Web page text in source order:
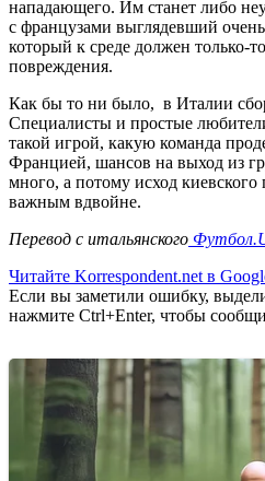
нападающего. Им станет либо
с французами выглядевший
который к среде должен только-
повреждения.
Как бы то ни было, в Италии
Специалисты и простые
такой игрой, какую команда
Францией, шансов на выход из
много, а потому исход киевского
важным вдвойне.
Перевод с итальянского
Читайте Korrespondent.net в
Если вы заметили ошибку,
нажмите Ctrl+Enter, чтобы